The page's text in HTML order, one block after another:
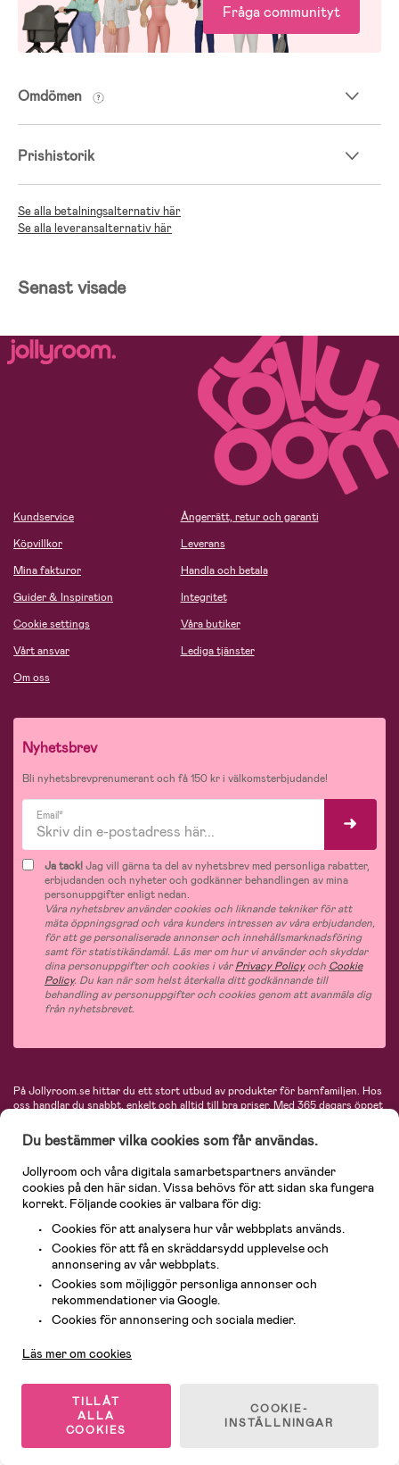
Fråga communityt
Omdömen
Prishistorik
Se alla betalningsalternativ här
Se alla leveransalternativ här
Senast visade
Kundservice
Köpvillkor
Mina fakturor
Guider & Inspiration
Cookie settings
Vårt ansvar
Om oss
Ångerrätt, retur och garanti
Leverans
Handla och betala
Integritet
Våra butiker
Lediga tjänster
Nyhetsbrev
Bli nyhetsbrevprenumerant och få 150 kr i välkomsterbjudande!
Email*
Ja tack!Jag vill gärna ta del av nyhetsbrev med personliga rabatter,
erbjudanden och nyheter och godkänner behandlingen av mina
personuppgifter enligt nedan.
Våra nyhetsbrev använder cookies och liknande tekniker för att
mäta öppningsgrad och våra kunders intressen av våra erbjudanden,
för att ge personaliserade annonser och innehållsmarknadsföring
samt för statistikändamål. Läs mer om hur vi använder och skyddar
dina personuppgifter och cookies i vårPrivacy Policyoch Cookie
Policy. Du kan när som helst återkalla ditt godkännande till
behandling av personuppgifter och cookies genom att avanmäla dig
från nyhetsbrevet.
På Jollyroom.se hittar du ett stort utbud av produkter för barnfamiljen. Hos
oss handlar du snabbt, enkelt och alltid till bra priser.Med 365 dagars öppet
hos oss. I vårt sortiment hittar du barnvagnar, bilstolar, kläder för barn och
baby, produkter för mamman, massor av inspirerande inredning, leksaker,
babyprodukter och mycket mer. Vi erbjuder produkter från välkända
varumärken så som Britax, Maxi-Cosi, Baby Jogger, BabyBjörn, Didriksons,
KidKraft, Ergobaby, Philips Avent, Neonate, Cybex, LEGO och många fler.
Välkommen in och kika runt i Nordens största barn- och babybutik på nätet!
© 2026 Jollyroom AB. Alla rättigheter reserverade.
Du bestämmer vilka cookies som får användas.
Jollyroom och våra digitala samarbetspartners använder
cookies på den här sidan. Vissa behövs för att sidan ska fungera
korrekt. Följande cookies är valbara för dig:
Cookies för att analysera hur vår webbplats används.
Cookies för att få en skräddarsydd upplevelse och
annonsering av vår webbplats.
Cookies som möjliggör personliga annonser och
rekommendationer via Google.
Cookies för annonsering och sociala medier.
Läs mer om cookies
TILLÅT
ALLA
COOKIES
COOKIE-
INSTÄLLNINGAR